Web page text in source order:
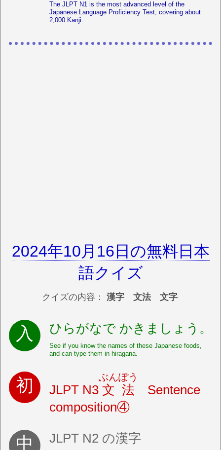
The JLPT N1 is the most advanced level of the
Japanese Language Proficiency Test, covering about
2,000 Kanji.
2024年10月16日の無料日本
語クイズ
クイズの内容： 漢字 文法 文字
ひらがなで かきましょう。
See if you know the names of these Japanese foods,
and can type them in hiragana.
JLPT N3 文法
ぶんぽう
Sentence
composition④
JLPT N2 の漢字